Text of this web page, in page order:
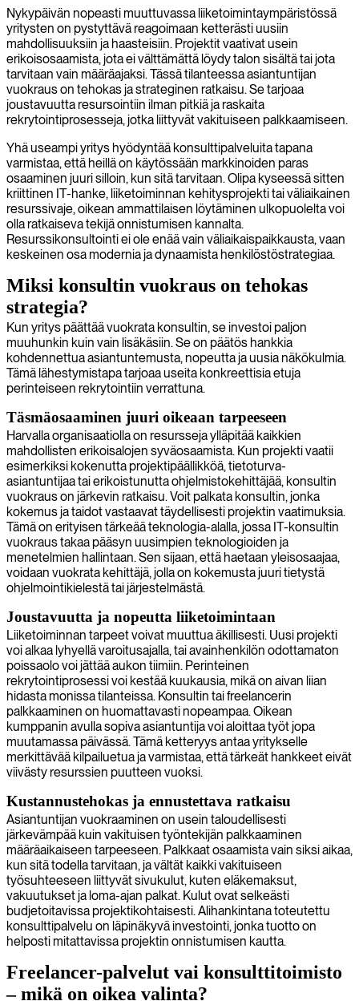
Yhdistämme taitavat IT-asiantuntijat organisaatioihin, jotka etsivät
erikoisosaamista projekteihinsa ja pitkäaikaisiin tarpeisiinsa.
Nykypäivän nopeasti muuttuvassa liiketoimintaympäristössä
yritysten on pystyttävä reagoimaan ketterästi uusiin
mahdollisuuksiin ja haasteisiin. Projektit vaativat usein
erikoisosaamista, jota ei välttämättä löydy talon sisältä tai jota
tarvitaan vain määräajaksi. Tässä tilanteessa asiantuntijan
vuokraus on tehokas ja strateginen ratkaisu. Se tarjoaa
joustavuutta resursointiin ilman pitkiä ja raskaita
rekrytointiprosesseja, jotka liittyvät vakituiseen palkkaamiseen.
Yhä useampi yritys hyödyntää konsulttipalveluita tapana
varmistaa, että heillä on käytössään markkinoiden paras
osaaminen juuri silloin, kun sitä tarvitaan. Olipa kyseessä sitten
kriittinen IT-hanke, liiketoiminnan kehitysprojekti tai väliaikainen
resurssivaje, oikean ammattilaisen löytäminen ulkopuolelta voi
olla ratkaiseva tekijä onnistumisen kannalta.
Resurssikonsultointi ei ole enää vain väliaikaispaikkausta, vaan
keskeinen osa modernia ja dynaamista henkilöstöstrategiaa.
Miksi konsultin vuokraus on tehokas
strategia?
Kun yritys päättää vuokrata konsultin, se investoi paljon
muuhunkin kuin vain lisäkäsiin. Se on päätös hankkia
kohdennettua asiantuntemusta, nopeutta ja uusia näkökulmia.
Tämä lähestymistapa tarjoaa useita konkreettisia etuja
perinteiseen rekrytointiin verrattuna.
Täsmäosaaminen juuri oikeaan tarpeeseen
Harvalla organisaatiolla on resursseja ylläpitää kaikkien
mahdollisten erikoisalojen syväosaamista. Kun projekti vaatii
esimerkiksi kokenutta projektipäällikköä, tietoturva-
asiantuntijaa tai erikoistunutta ohjelmistokehittäjää, konsultin
vuokraus on järkevin ratkaisu. Voit palkata konsultin, jonka
kokemus ja taidot vastaavat täydellisesti projektin vaatimuksia.
Tämä on erityisen tärkeää teknologia-alalla, jossa IT-konsultin
vuokraus takaa pääsyn uusimpien teknologioiden ja
menetelmien hallintaan. Sen sijaan, että haetaan yleisosaajaa,
voidaan vuokrata kehittäjä, jolla on kokemusta juuri tietystä
ohjelmointikielestä tai järjestelmästä.
Joustavuutta ja nopeutta liiketoimintaan
Liiketoiminnan tarpeet voivat muuttua äkillisesti. Uusi projekti
voi alkaa lyhyellä varoitusajalla, tai avainhenkilön odottamaton
poissaolo voi jättää aukon tiimiin. Perinteinen
rekrytointiprosessi voi kestää kuukausia, mikä on aivan liian
hidasta monissa tilanteissa. Konsultin tai freelancerin
palkkaaminen on huomattavasti nopeampaa. Oikean
kumppanin avulla sopiva asiantuntija voi aloittaa työt jopa
muutamassa päivässä. Tämä ketteryys antaa yritykselle
merkittävää kilpailuetua ja varmistaa, että tärkeät hankkeet eivät
viivästy resurssien puutteen vuoksi.
Kustannustehokas ja ennustettava ratkaisu
Asiantuntijan vuokraaminen on usein taloudellisesti
järkevämpää kuin vakituisen työntekijän palkkaaminen
määräaikaiseen tarpeeseen. Palkkaat osaamista vain siksi aikaa,
kun sitä todella tarvitaan, ja vältät kaikki vakituiseen
työsuhteeseen liittyvät sivukulut, kuten eläkemaksut,
vakuutukset ja loma-ajan palkat. Kulut ovat selkeästi
budjetoitavissa projektikohtaisesti. Alihankintana toteutettu
konsulttipalvelu on läpinäkyvä investointi, jonka tuotto on
helposti mitattavissa projektin onnistumisen kautta.
Freelancer-palvelut vai konsulttitoimisto
– mikä on oikea valinta?